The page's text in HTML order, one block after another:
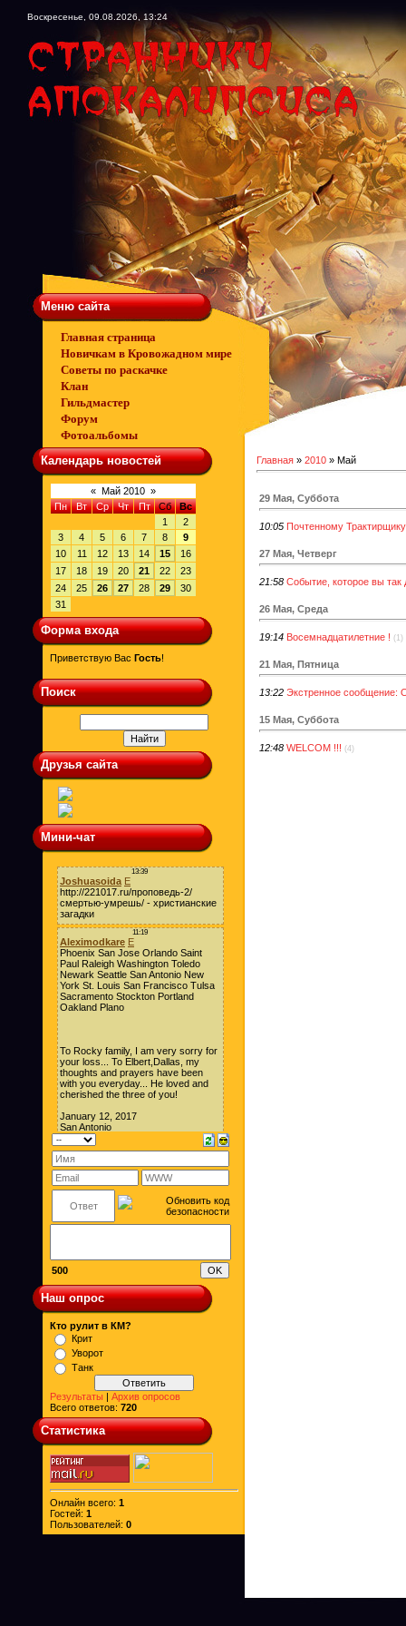
Воскресенье, 09.08.2026, 13:24
Меню сайта
Главная страница
Новичкам в Кровожадном мире
Советы по раскачке
Клан
Гильдмастер
Форум
Фотоальбомы
Календарь новостей
« Май 2010 »
Пн
Вт Ср Чт Пт Сб
Вс
1
2
3
4 5 6 7 8
9
10
11 12 13 14 15
16
17
18 19 20 21 22
23
24
25 26 27 28 29
30
31
Форма входа
Приветствую Вас Гость!
Поиск
Друзья сайта
Мини-чат
500
Наш опрос
Кто рулит в КМ?
Крит
Уворот
Танк
Результаты | Архив опросов
Всего ответов: 720
Статистика
Онлайн всего: 1
Гостей: 1
Пользователей: 0
Главная » 2010 » Май
29 Мая, Суббота
10:05 Почтенному
27 Мая, Четверг
21:58 Событие, которое вы так
26 Мая, Среда
19:14 Восемнадцатилетние ! (1)
21 Мая, Пятница
13:22 Экстренное сообщение:
15 Мая, Суббота
12:48 WELCOM !!! (4)